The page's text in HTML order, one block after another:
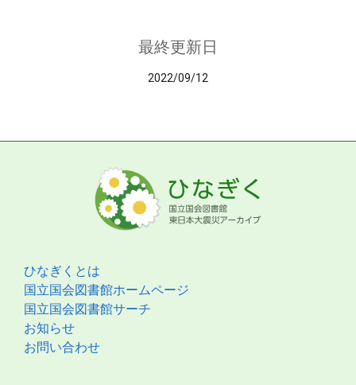
最終更新日
2022/09/12
ひなぎくとは
国立国会図書館ホームページ
国立国会図書館サーチ
お知らせ
お問い合わせ